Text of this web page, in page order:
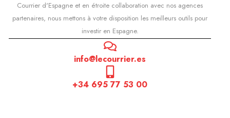
Courrier d'Espagne et en étroite collaboration avec nos agences
partenaires, nous mettons à votre disposition les meilleurs outils pour
investir en Espagne.
info@lecourrier.es
+34 695 77 53 00